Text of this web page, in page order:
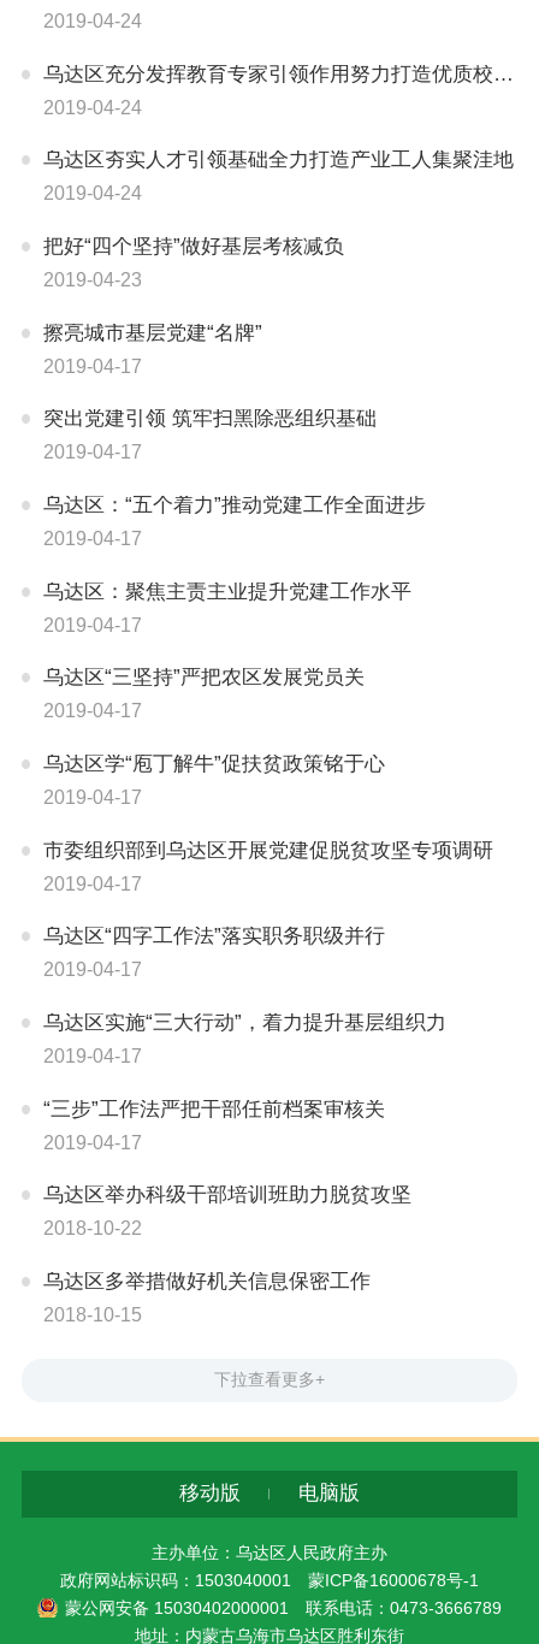
2019-04-24
​乌达区充分发挥教育专家引领作用努力打造优质校园文化环境
2019-04-24
乌达区夯实人才引领基础全力打造产业工人集聚洼地
2019-04-24
把好“四个坚持”做好基层考核减负
2019-04-23
擦亮城市基层党建“名牌”
2019-04-17
突出党建引领 筑牢扫黑除恶组织基础
2019-04-17
乌达区：“五个着力”推动党建工作全面进步
2019-04-17
乌达区：聚焦主责主业提升党建工作水平
2019-04-17
乌达区“三坚持”严把农区发展党员关
2019-04-17
乌达区学“庖丁解牛”促扶贫政策铭于心
2019-04-17
市委组织部到乌达区开展党建促脱贫攻坚专项调研
2019-04-17
乌达区“四字工作法”落实职务职级并行
2019-04-17
乌达区实施“三大行动”，着力提升基层组织力
2019-04-17
“三步”工作法严把干部任前档案审核关
2019-04-17
乌达区举办科级干部培训班助力脱贫攻坚
2018-10-22
乌达区多举措做好机关信息保密工作
2018-10-15
下拉查看更多+
移动版 电脑版
主办单位：乌达区人民政府主办
政府网站标识码：1503040001 蒙ICP备16000678号-1
蒙公网安备 15030402000001
联系电话：0473-3666789
地址：内蒙古乌海市乌达区胜利东街